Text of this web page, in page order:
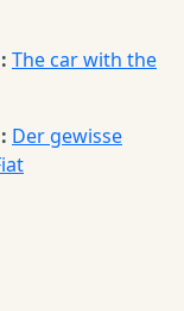
The car with the
Der gewisse